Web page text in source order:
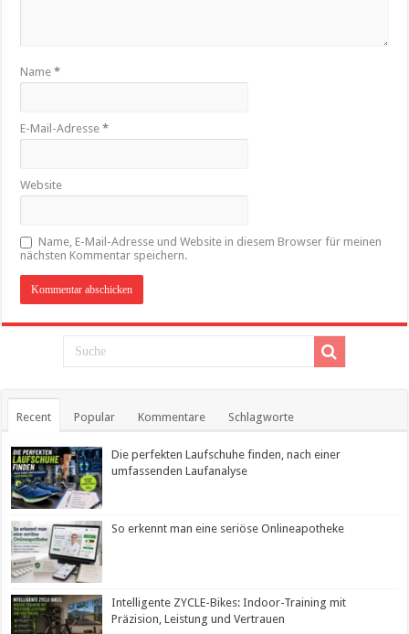
Name*
E-Mail-Adresse*
Website
Name, E-Mail-Adresse und Website in diesem Browser für meinen
nächsten Kommentar speichern.
Recent Popular Kommentare Schlagworte
Die perfekten Laufschuhe finden, nach einer
umfassenden Laufanalyse
So erkennt man eine seriöse Onlineapotheke
Intelligente ZYCLE-Bikes: Indoor-Training mit
Präzision, Leistung und Vertrauen